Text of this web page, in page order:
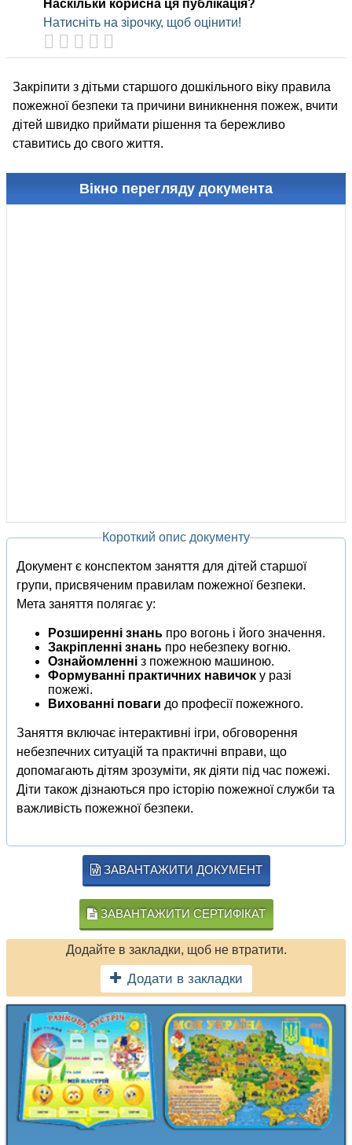
Наскільки корисна ця публікація?
Натисніть на зірочку, щоб оцінити!
Закріпити з дітьми старшого дошкільного віку правила
пожежної безпеки та причини виникнення пожеж, вчити
дітей швидко приймати рішення та бережливо
ставитись до свого життя.
Вікно перегляду документа
Короткий опис документу
Документ є конспектом заняття для дітей старшої
групи, присвяченим правилам пожежної безпеки.
Мета заняття полягає у:
Розширенні знань про вогонь і його значення.
Закріпленні знань про небезпеку вогню.
Ознайомленні з пожежною машиною.
Формуванні практичних навичок у разі
пожежі.
Вихованні поваги до професії пожежного.
Заняття включає інтерактивні ігри, обговорення
небезпечних ситуацій та практичні вправи, що
допомагають дітям зрозуміти, як діяти під час пожежі.
Діти також дізнаються про історію пожежної служби та
важливість пожежної безпеки.
ЗАВАНТАЖИТИ ДОКУМЕНТ
ЗАВАНТАЖИТИ СЕРТИФІКАТ
Додайте в закладки, щоб не втратити.
Додати в закладки